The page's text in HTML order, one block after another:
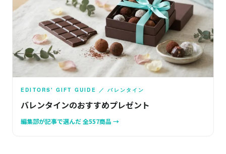
EDITORS' GIFT GUIDE ／ バレンタイン
バレンタインのおすすめプレゼント
編集部が記事で選んだ 全557商品 →